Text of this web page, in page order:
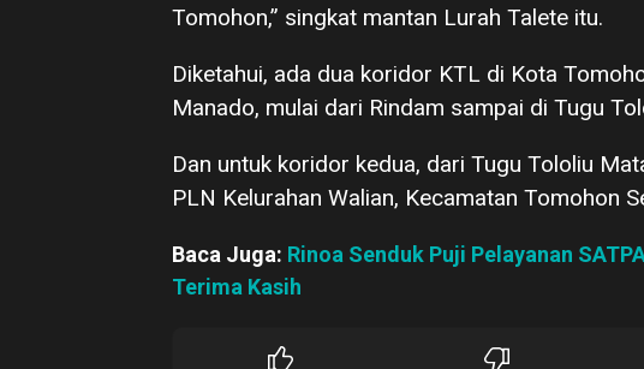
Tomohon,” singkat mantan Lurah Talete itu.
Diketahui, ada dua koridor KTL di Kota
Manado, mulai dari Rindam sampai di Tugu
Dan untuk koridor kedua, dari Tugu Tololiu
PLN Kelurahan Walian, Kecamatan Tomohon
Baca Juga: Rinoa Senduk Puji Pelayanan
Terima Kasih